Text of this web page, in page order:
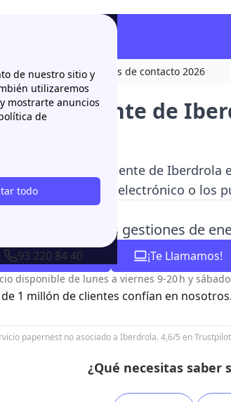
de nuestro sitio y
utilizaremos
mostrarte anuncios
de
todo
Horarios y canales de contacto 2026
al cliente de
de atención al cliente de Iberdrola
como el correo electrónico o los
dudas con tus gestiones de
93 220 84 40 ¡Te Llamamos!
disponible de lunes a viernes 9-20 h y
1 millón de clientes confían en
papernest no asociado a Iberdrola. 4,6/5 en Trustpilot
¿Qué necesitas saber